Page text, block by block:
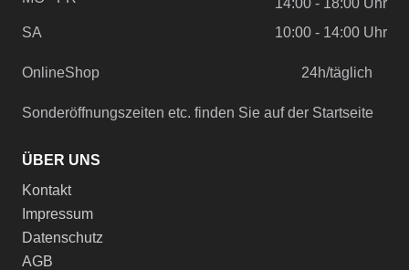
14:00 - 18:00 Uhr
SA
10:00 - 14:00 Uhr
OnlineShop 24h/täglich
Sonderöffnungszeiten etc. finden Sie auf der Startseite
ÜBER UNS
Kontakt
Impressum
Datenschutz
AGB